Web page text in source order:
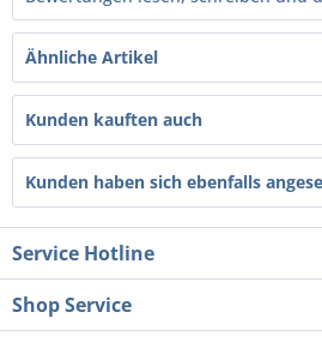
Ähnliche Artikel
Kunden kauften auch
Kunden haben sich ebenfalls
Service Hotline
Shop Service